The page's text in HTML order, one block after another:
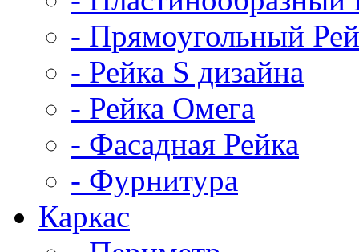
- Прямоугольный
- Рейка S дизайна
- Рейка Омега
- Фасадная Рейка
- Фурнитура
Каркас